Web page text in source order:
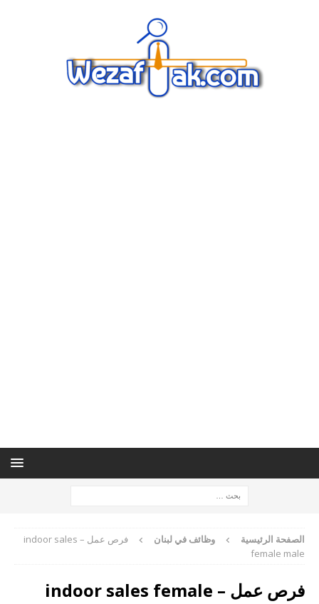
الصفحة الرئيسية وظائف في لبنان
فرص عمل – indoor sales
female male
فرص عمل – indoor sales female